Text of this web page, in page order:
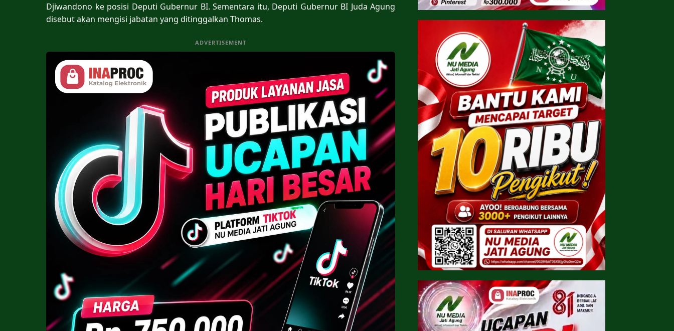
Djiwandono ke posisi Deputi Gubernur BI. Sementara itu, Deputi Gubernur BI Juda Agung
disebut akan mengisi jabatan yang ditinggalkan Thomas.
ADVERTISEMENT